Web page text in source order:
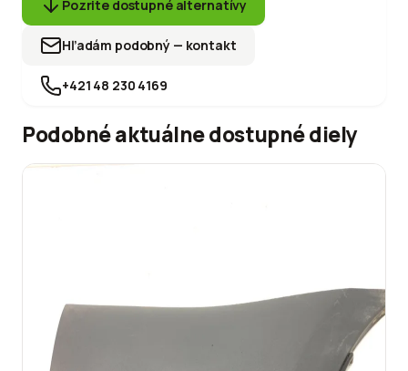
Pozrite dostupné alternatívy
Hľadám podobný — kontakt
+421 48 230 4169
Podobné aktuálne dostupné diely